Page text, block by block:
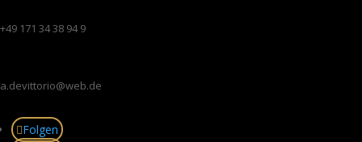
+49 171 34 38 94 9
a.devittorio@web.de
Folgen